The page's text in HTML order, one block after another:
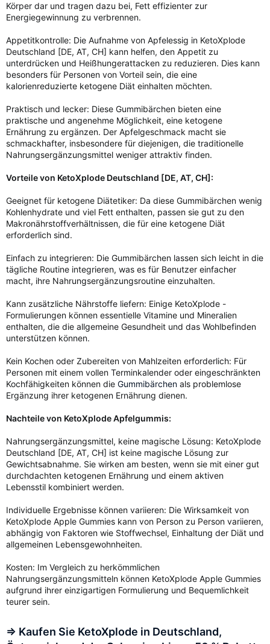
Körper dar und tragen dazu bei, Fett effizienter zur
Energiegewinnung zu verbrennen.
Appetitkontrolle: Die Aufnahme von Apfelessig in KetoXplode
Deutschland [DE, AT, CH] kann helfen, den Appetit zu
unterdrücken und Heißhungerattacken zu reduzieren. Dies kann
besonders für Personen von Vorteil sein, die eine
kalorienreduzierte ketogene Diät einhalten möchten.
Praktisch und lecker: Diese Gummibärchen bieten eine
praktische und angenehme Möglichkeit, eine ketogene
Ernährung zu ergänzen. Der Apfelgeschmack macht sie
schmackhafter, insbesondere für diejenigen, die traditionelle
Nahrungsergänzungsmittel weniger attraktiv finden.
Vorteile von KetoXplode Deutschland [DE, AT, CH]:
Geeignet für ketogene Diätetiker: Da diese Gummibärchen wenig
Kohlenhydrate und viel Fett enthalten, passen sie gut zu den
Makronährstoffverhältnissen, die für eine ketogene Diät
erforderlich sind.
Einfach zu integrieren: Die Gummibärchen lassen sich leicht in die
tägliche Routine integrieren, was es für Benutzer einfacher
macht, ihre Nahrungsergänzungsroutine einzuhalten.
Kann zusätzliche Nährstoffe liefern: Einige KetoXplode -
Formulierungen können essentielle Vitamine und Mineralien
enthalten, die die allgemeine Gesundheit und das Wohlbefinden
unterstützen können.
Kein Kochen oder Zubereiten von Mahlzeiten erforderlich: Für
Personen mit einem vollen Terminkalender oder eingeschränkten
Kochfähigkeiten können die Gummibärchen als problemlose
Ergänzung ihrer ketogenen Ernährung dienen.
Nachteile von KetoXplode Apfelgummis:
Nahrungsergänzungsmittel, keine magische Lösung: KetoXplode
Deutschland [DE, AT, CH] ist keine magische Lösung zur
Gewichtsabnahme. Sie wirken am besten, wenn sie mit einer gut
durchdachten ketogenen Ernährung und einem aktiven
Lebensstil kombiniert werden.
Individuelle Ergebnisse können variieren: Die Wirksamkeit von
KetoXplode Apple Gummies kann von Person zu Person variieren,
abhängig von Faktoren wie Stoffwechsel, Einhaltung der Diät und
allgemeinen Lebensgewohnheiten.
Kosten: Im Vergleich zu herkömmlichen
Nahrungsergänzungsmitteln können KetoXplode Apple Gummies
aufgrund ihrer einzigartigen Formulierung und Bequemlichkeit
teurer sein.
=> Kaufen Sie KetoXplode in Deutschland,